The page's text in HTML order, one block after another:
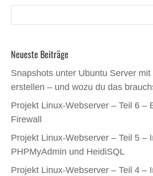
Neueste Beiträge
Snapshots unter Ubuntu Server mit
erstellen – und wozu du das
Projekt Linux-Webserver – Teil 6 –
Firewall
Projekt Linux-Webserver – Teil 5 –
PHPMyAdmin und HeidiSQL
Projekt Linux-Webserver – Teil 4 –